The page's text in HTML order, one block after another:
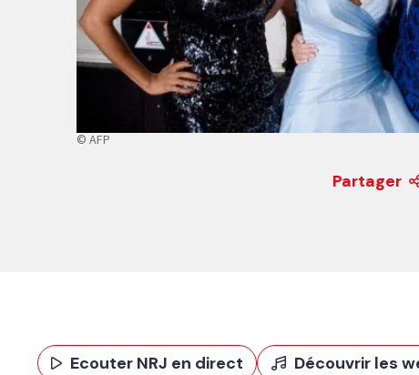
© AFP
Partager
Ecouter NRJ en direct Découvrir les